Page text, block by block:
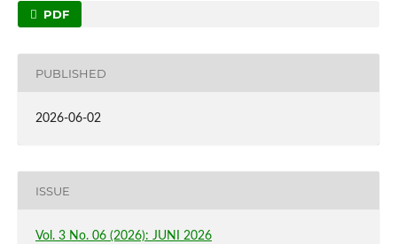
PDF
PUBLISHED
2026-06-02
ISSUE
Vol. 3 No. 06 (2026): JUNI 2026